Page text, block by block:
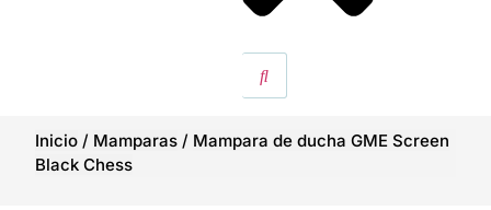
Inicio / Mamparas / Mampara de ducha GME Screen
Black Chess